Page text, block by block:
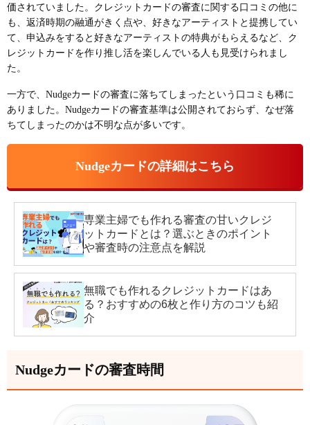
価されていました。クレジットカードの審査に関する口コミの他に
も、返済時期の融通がきく点や、好きなアーティストと提携してい
て、申込みをすると好きなアーティストの特典がもらえるなど、ク
レジットカードを作り推し活を楽しんでいる人も見受けられまし
た。
一方で、Nudgeカードの審査に落ちてしまったという口コミも稀に
ありました。Nudgeカードの審査基準は公開されておらず、なぜ落
ちてしまったのかは不明な点が多いです。
Nudgeカードの詳細はこちら
専業主婦でも作れる審査の甘いクレジ
ットカードとは？選ぶときのポイント
や審査時の注意点を解説
無職でも作れるクレジットカードはあ
る？おすすめの6枚と作り方のコツも紹
介
Nudgeカードの審査時間